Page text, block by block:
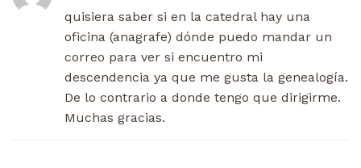
quisiera saber si en la catedral hay una
oficina (anagrafe) dónde puedo mandar un
correo para ver si encuentro mi
descendencia ya que me gusta la genealogía.
De lo contrario a donde tengo que dirigirme.
Muchas gracias.